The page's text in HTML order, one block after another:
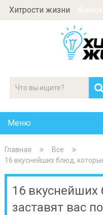
Хитрости жизни
Меню
Главная
Все
16 вкуснейших блюд,
16
заставят вас